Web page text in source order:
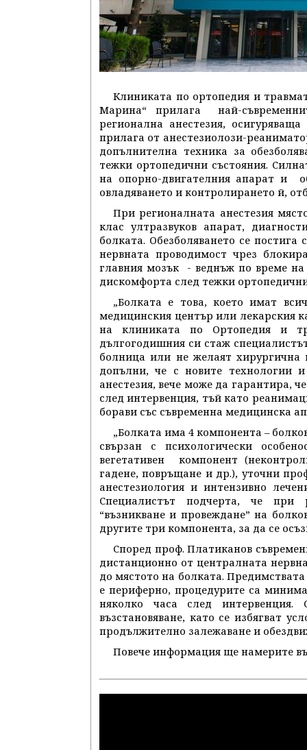
Клиниката по ортопедия и
Марина“ прилага най-
регионална анестезия,
прилага от анестезиолози-
допълнителна техника за
тежки ортопедични състояния.
на опорно-двигателния апарат и
овладяването и контролирането й,
При регионалната анестезия
клас ултразвуков апарат,
болката. Обезболяването се
нервната проводимост чрез
главния мозък - веднъж по време на
дискомфорта след тежки
„Болката е това, което имат
медицинския център или лекарския
на клиниката по Ортопедия и
дългогодишния си стаж
болница или не желаят хирургична
допълни, че с новите технологии
анестезия, вече може да гарантира,
след интервенция, тъй като
борави със съвременна медицинска
„Болката има 4 компонента –
свързан с психологически
вегетативен компонент
гадене, повръщане и др.), уточни
анестезиология и интензивно
Специалистът подчерта, че при
“възникване и провеждане” на
другите три компонента, за да се
Според проф. Платиканов
дистанционно от централната
до мястото на болката.
е периферно, процедурите са
няколко часа след
възстановяване, като се избягват
продължително залежаване и
Повече информация ще намерите